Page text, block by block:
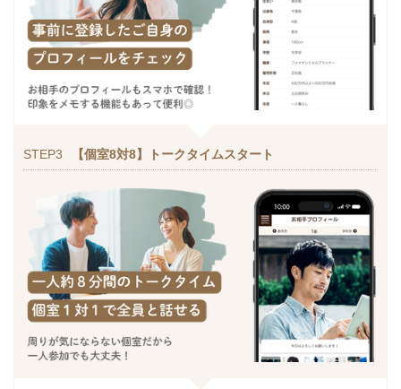
STEP3 【個室8対8】トークタイムスタート